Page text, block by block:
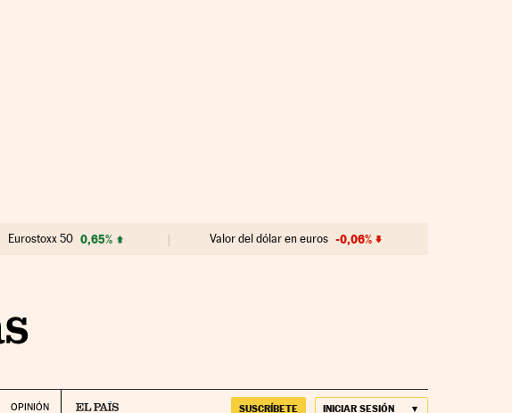
Eurostoxx 50 0,65% Valor del dólar en euros -0,06%
OPINIÓN SUSCRÍBETE INICIAR SESIÓN